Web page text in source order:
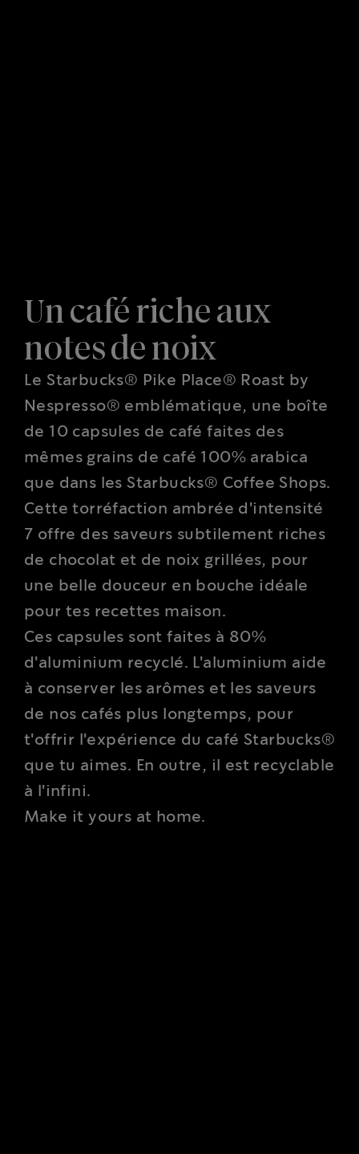
Un café riche aux
notes de noix
Le Starbucks® Pike Place® Roast by
Nespresso® emblématique, une boîte
de 10 capsules de café faites des
mêmes grains de café 100% arabica
que dans les Starbucks® Coffee Shops.
Cette torréfaction ambrée d'intensité
7 offre des saveurs subtilement riches
de chocolat et de noix grillées, pour
une belle douceur en bouche idéale
pour tes recettes maison.
Ces capsules sont faites à 80%
d'aluminium recyclé. L'aluminium aide
à conserver les arômes et les saveurs
de nos cafés plus longtemps, pour
t'offrir l'expérience du café Starbucks®
que tu aimes. En outre, il est recyclable
à l'infini.
Make it yours at home.